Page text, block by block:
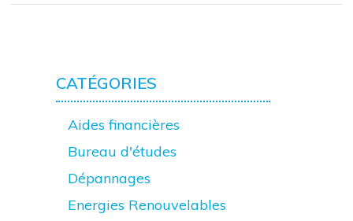
CATÉGORIES
Aides financières
Bureau d'études
Dépannages
Energies Renouvelables